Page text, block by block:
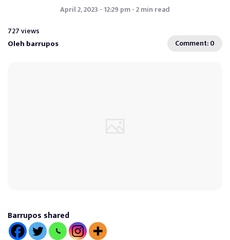
April 2, 2023 - 12:29 pm - 2 min read
727 views
Oleh barrupos Comment: 0
Barrupos shared